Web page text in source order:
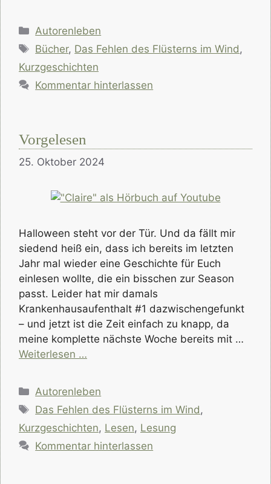
Kategorien
Autorenleben
Schlagwörter
Bücher, Das Fehlen des Flüsterns im Wind,
Kurzgeschichten
Kommentar hinterlassen
Vorgelesen
25. Oktober 2024
Halloween steht vor der Tür. Und da fällt mir
siedend heiß ein, dass ich bereits im letzten
Jahr mal wieder eine Geschichte für Euch
einlesen wollte, die ein bisschen zur Season
passt. Leider hat mir damals
Krankenhausaufenthalt #1 dazwischengefunkt
– und jetzt ist die Zeit einfach zu knapp, da
meine komplette nächste Woche bereits mit …
Weiterlesen …
Kategorien
Autorenleben
Schlagwörter
Das Fehlen des Flüsterns im Wind ,
Kurzgeschichten, Lesen, Lesung
Kommentar hinterlassen